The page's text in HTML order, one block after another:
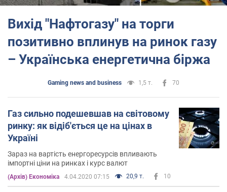
Вихід "Нафтогазу" на торги
позитивно вплинув на ринок газу
– Українська енергетична біржа
Gaming news and business 1,5 т. 70
Газ сильно подешевшав на світовому
ринку: як відіб'ється це на цінах в
Україні
Зараз на вартість енергоресурсів впливають
імпортні ціни на ринках і курс валют
(Архів) Економіка 4.04.2020 07:15 20,9 т. 10